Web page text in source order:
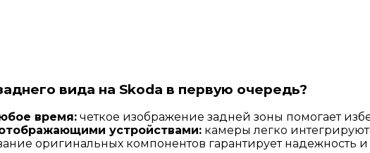
вида на Skoda в первую очередь?
время: четкое изображение задней зоны помогает
устройствами: камеры легко
оригинальных компонентов гарантирует надежность